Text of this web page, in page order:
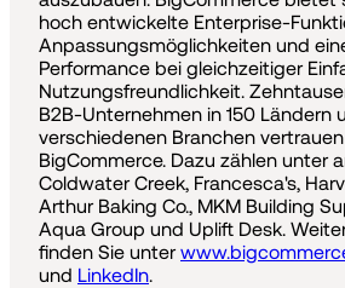
hoch entwickelte Enterprise-
Anpassungsmöglichkeiten und
Performance bei gleichzeitiger
Nutzungsfreundlichkeit.
B2B-Unternehmen in 150 Ländern
verschiedenen Branchen
BigCommerce. Dazu zählen unter
Coldwater Creek, Francesca's,
Arthur Baking Co., MKM Building
Aqua Group und Uplift Desk.
finden Sie unter
und LinkedIn.